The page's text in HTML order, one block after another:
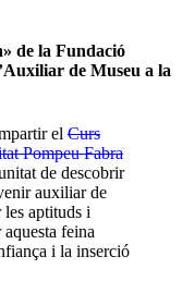
de la Fundació
de Museu a la
el Curs
Pompeu Fabra
de descobrir
auxiliar de
les aptituds i
feina
i la inserció